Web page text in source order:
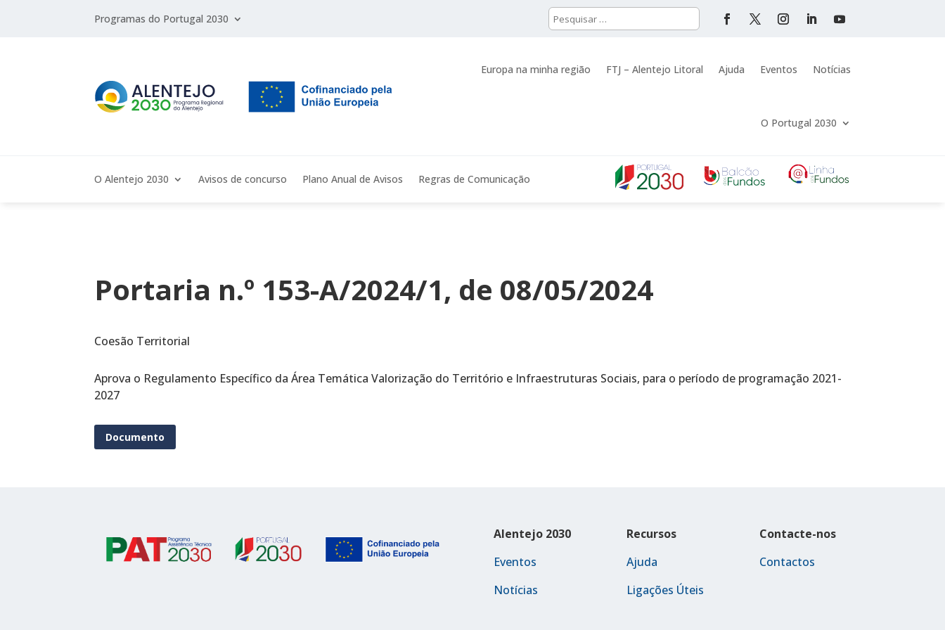
Programas do Portugal 2030
Europa na minha região FTJ – Alentejo Litoral Ajuda Eventos Notícias
O Portugal 2030
O Alentejo 2030 Avisos de concurso Plano Anual de Avisos Regras de Comunicação
Portaria n.º 153-A/2024/1, de 08/05/2024
Coesão Territorial
Aprova o Regulamento Específico da Área Temática Valorização do Território e Infraestruturas Sociais, para o período de programação 2021-
2027
Documento
Alentejo 2030
Eventos
Notícias
Recursos
Ajuda
Ligações Úteis
Contacte-nos
Contactos